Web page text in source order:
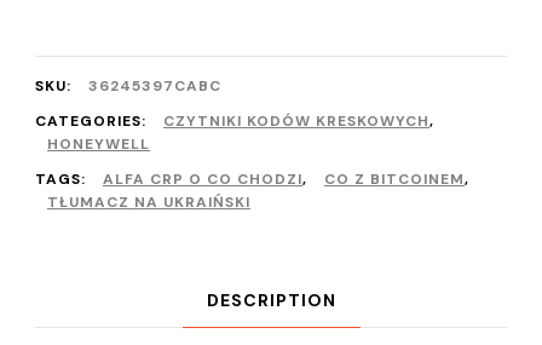
SKU:
36245397CABC
CATEGORIES:
CZYTNIKI KODÓW KRESKOWYCH,
HONEYWELL
TAGS:
ALFA CRP O CO CHODZI, CO Z BITCOINEM,
TŁUMACZ NA UKRAIŃSKI
DESCRIPTION